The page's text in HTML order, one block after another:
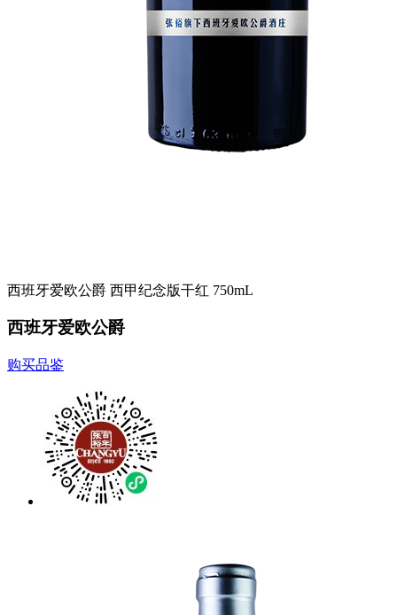
西班牙爱欧公爵 西甲纪念版干红 750mL
西班牙爱欧公爵
购买品鉴